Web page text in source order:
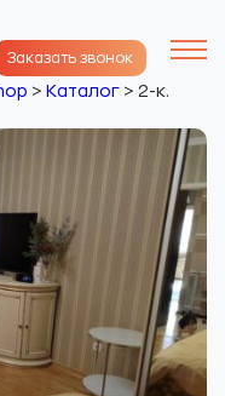
Заказать звонок
> Каталог > 2-к.